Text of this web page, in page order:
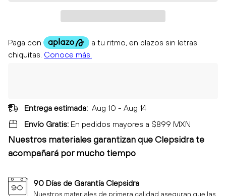
Entrega estimada: Aug 10 - Aug 14
Envío Gratis: En pedidos mayores a $899 MXN
Nuestros materiales garantizan que Clepsidra te
acompañará por mucho tiempo
90 Días de Garantía Clepsidra
Nuestros materiales de primera calidad aseguran que las